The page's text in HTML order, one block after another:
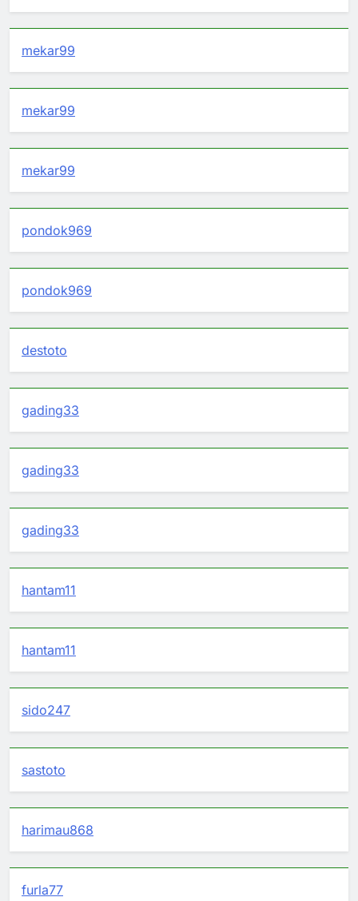
mekar99
mekar99
mekar99
pondok969
pondok969
destoto
gading33
gading33
gading33
hantam11
hantam11
sido247
sastoto
harimau868
furla77